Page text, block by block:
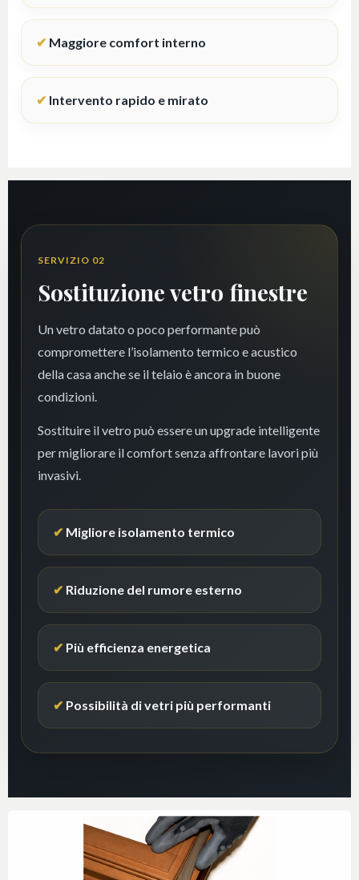
Maggiore comfort interno
Intervento rapido e mirato
SERVIZIO 02
Sostituzione vetro finestre
Un vetro datato o poco performante può
compromettere l’isolamento termico e acustico
della casa anche se il telaio è ancora in buone
condizioni.
Sostituire il vetro può essere un upgrade intelligente
per migliorare il comfort senza affrontare lavori più
invasivi.
Migliore isolamento termico
Riduzione del rumore esterno
Più efficienza energetica
Possibilità di vetri più performanti